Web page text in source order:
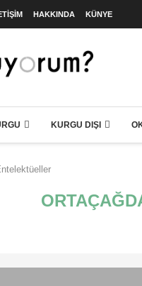
HAKKINDA KÜNYE
KURGU DIŞI